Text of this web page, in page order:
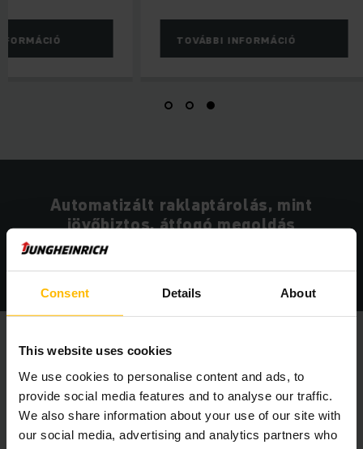
Consent Details About
This website uses cookies
We use cookies to personalise content and ads, to
provide social media features and to analyse our traffic.
We also share information about your use of our site with
our social media, advertising and analytics partners who
TOVÁBBI INFORMÁCIÓ
Automatizált raklaptárolás, mint
jövőbiztos, átfogó megoldás